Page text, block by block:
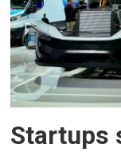
Startups